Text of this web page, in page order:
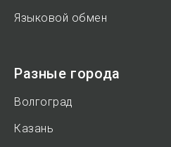
Языковой обмен
Разные города
Волгоград
Казань